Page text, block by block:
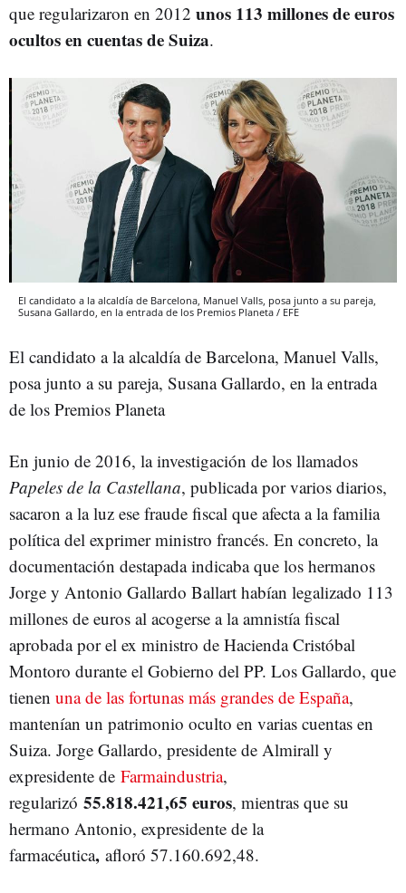
que regularizaron en 2012 unos 113 millones de euros
ocultos en cuentas de Suiza.
El candidato a la alcaldía de Barcelona, Manuel Valls, posa junto a su pareja,
Susana Gallardo, en la entrada de los Premios Planeta / EFE
El candidato a la alcaldía de Barcelona, Manuel Valls,
posa junto a su pareja, Susana Gallardo, en la entrada
de los Premios Planeta
En junio de 2016, la investigación de los llamados
Papeles de la Castellana, publicada por varios diarios,
sacaron a la luz ese fraude fiscal que afecta a la familia
política del exprimer ministro francés. En concreto, la
documentación destapada indicaba que los hermanos
Jorge y Antonio Gallardo Ballart habían legalizado 113
millones de euros al acogerse a la amnistía fiscal
aprobada por el ex ministro de Hacienda Cristóbal
Montoro durante el Gobierno del PP. Los Gallardo, que
tienen una de las fortunas más grandes de España,
mantenían un patrimonio oculto en varias cuentas en
Suiza. Jorge Gallardo, presidente de Almirall y
expresidente de Farmaindustria,
regularizó 55.818.421,65 euros, mientras que su
hermano Antonio, expresidente de la
farmacéutica, afloró 57.160.692,48.